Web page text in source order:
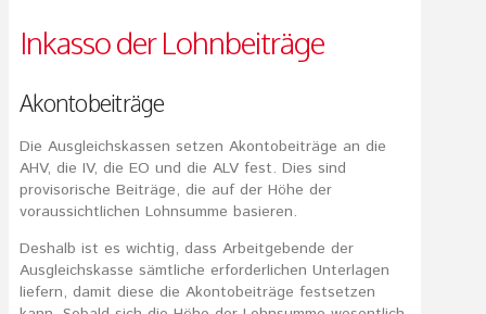
Inkasso der Lohnbeiträge
Akontobeiträge
Die Ausgleichskassen setzen Akontobeiträge an die
AHV, die IV, die EO und die ALV fest. Dies sind
provisorische Beiträge, die auf der Höhe der
voraussichtlichen Lohnsumme basieren.
Deshalb ist es wichtig, dass Arbeitgebende der
Ausgleichskasse sämtliche erforderlichen Unterlagen
liefern, damit diese die Akontobeiträge festsetzen